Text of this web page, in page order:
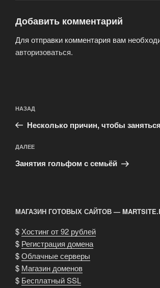
Добавить комментарий
Для отправки комментария вам
авторизоваться.
по
записям
Предыдущая
запись:
НАЗАД
Несколько причин, чтобы
Следующая
запись
ДАЛЕЕ
Занятия гольфом с семьёй
МАГАЗИН ГОТОВЫХ САЙТОВ —
$ Хостинг от 92 рублей
$ Регистрация домена
$Облачные серверы
$ Магазин доменов
$ Бесплатный SSL